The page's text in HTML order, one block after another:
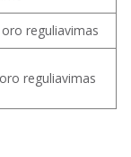
reguliavimas
reguliavimas